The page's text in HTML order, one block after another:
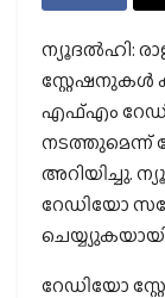
ന്യൂദല്‍ഹി:
സ്റ്റേഷനുകള്‍
എഫ്എം
നടത്തുമെന്ന്
അറിയിച്ചു.
റേഡിയോ
റേഡിയോ